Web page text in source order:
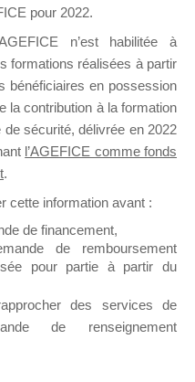
Organismes de
à l’Appel à
dédié au support
laisser un message
pour 2022.
n’est habilitée à
formations réalisées à partir
bénéficiaires en possession
la contribution à la formation
sécurité, délivrée en 2022
l’AGEFICE comme fonds
.
cette information avant :
de financement,
de remboursement
pour partie à partir du
des services de
de renseignement